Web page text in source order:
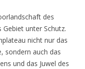
des
unter Schutz.
nicht nur das
sondern auch das
und das Juwel des